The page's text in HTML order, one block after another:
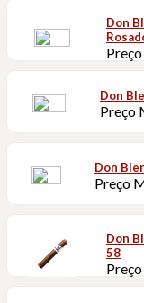
Don
Don
Preço
Don
Preço
Don
58